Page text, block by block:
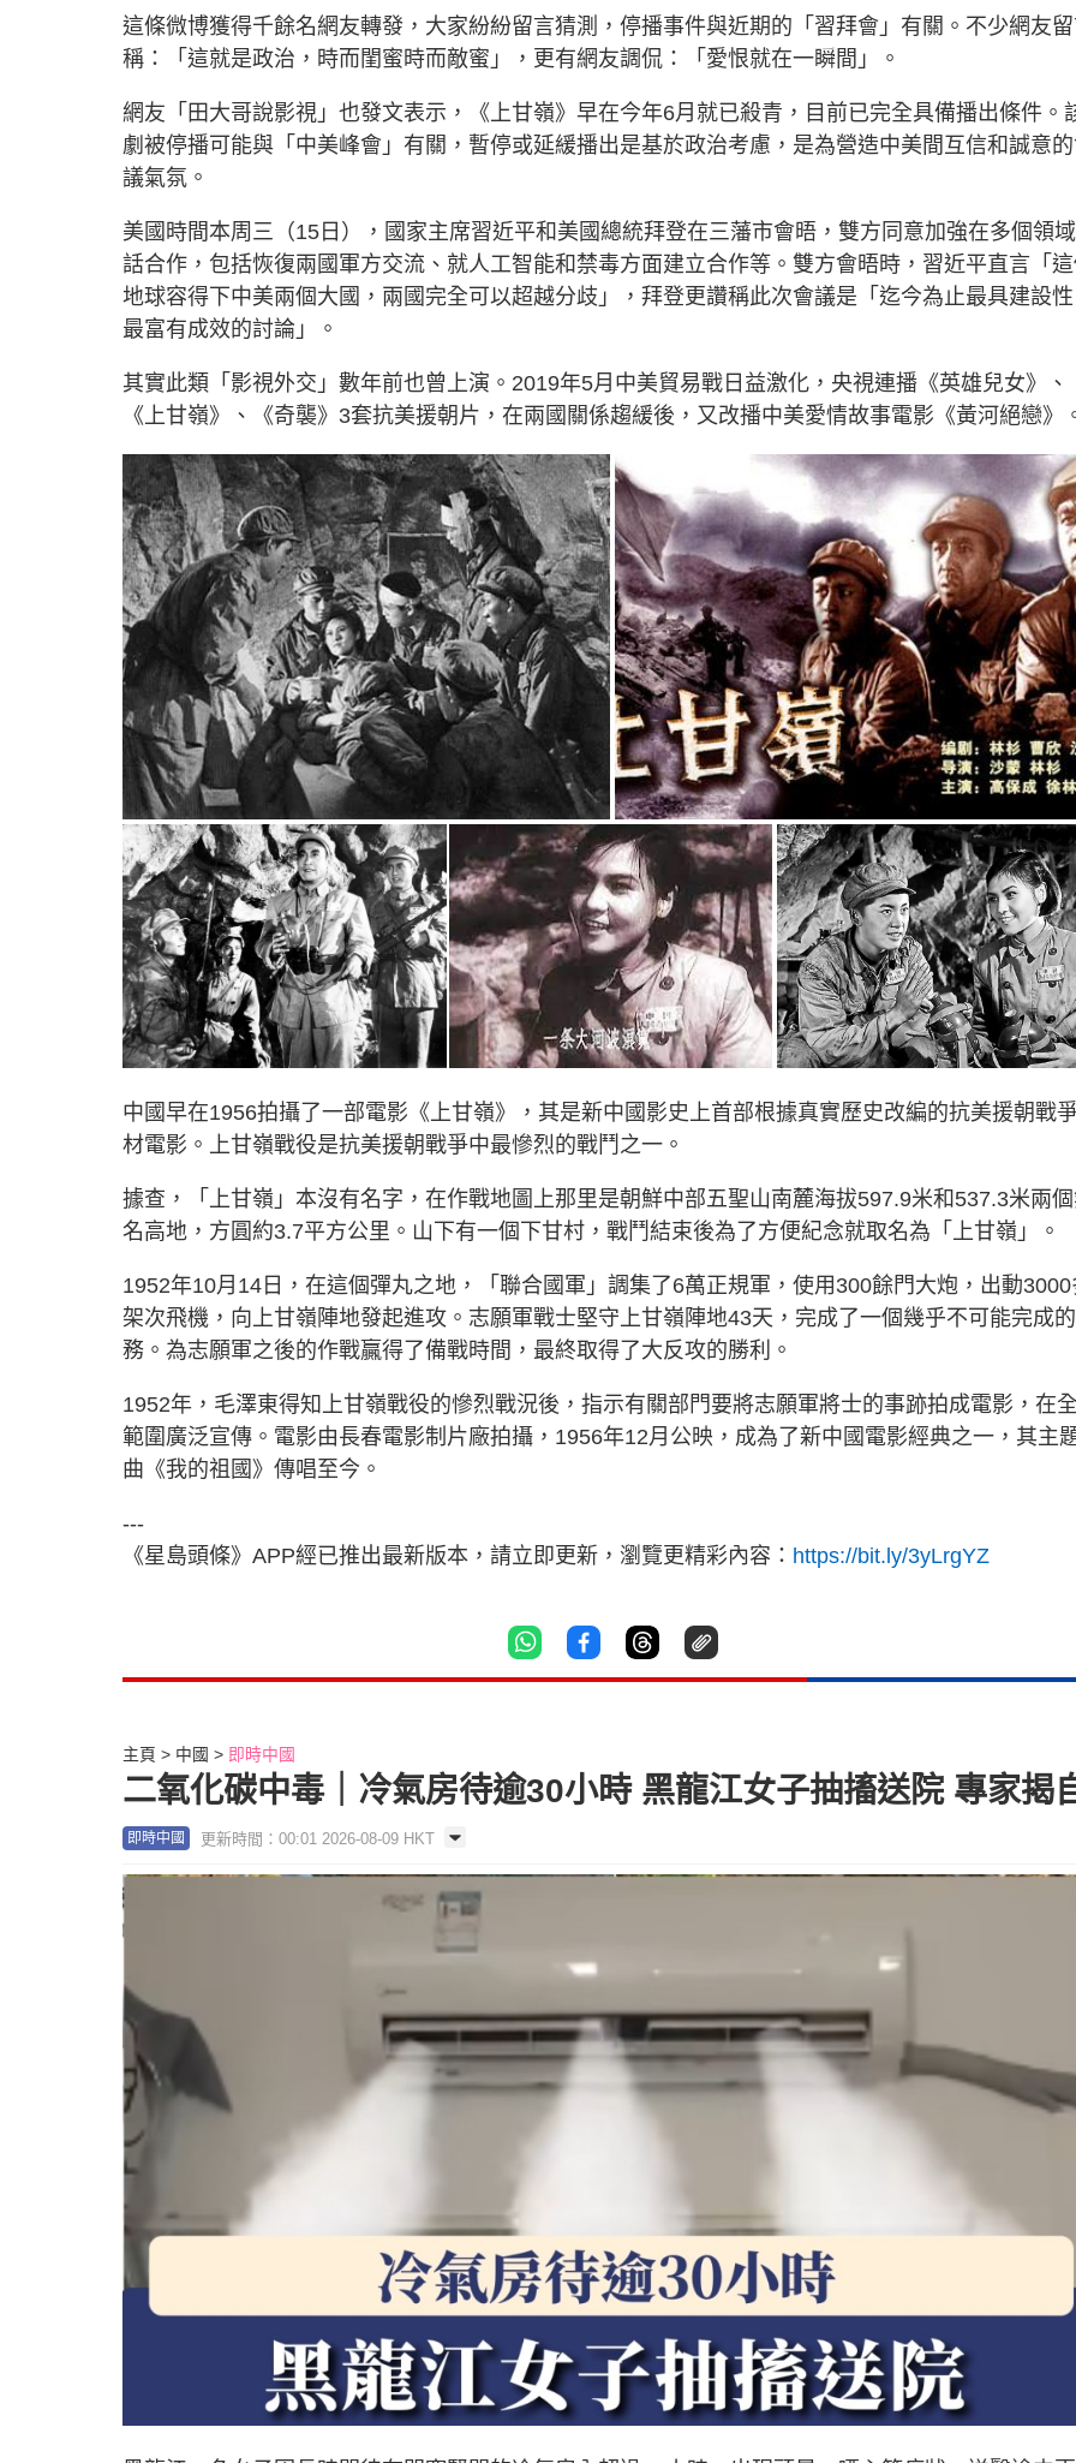
這條微博獲得千餘名網友轉發，大家紛紛留言猜測，停播事件與近期的「習拜會」有關。不少網友
稱：「這就是政治，時而閨蜜時而敵蜜」，更有網友調侃：「愛恨就在一瞬間」。
網友「田大哥說影視」也發文表示，《上甘嶺》早在今年6月就已殺青，目前已完全具備播出條件。
劇被停播可能與「中美峰會」有關，暫停或延緩播出是基於政治考慮，是為營造中美間互信和誠意
議氣氛。
美國時間本周三（15日），國家主席習近平和美國總統拜登在三藩市會晤，雙方同意加強在多個領
話合作，包括恢復兩國軍方交流、就人工智能和禁毒方面建立合作等。雙方會晤時，習近平直言「
地球容得下中美兩個大國，兩國完全可以超越分歧」，拜登更讚稱此次會議是「迄今為止最具建設
最富有成效的討論」。
其實此類「影視外交」數年前也曾上演。2019年5月中美貿易戰日益激化，央視連播《英雄兒女》、
《上甘嶺》、《奇襲》3套抗美援朝片，在兩國關係趨緩後，又改播中美愛情故事電影《黃河絕戀》
中國早在1956拍攝了一部電影《上甘嶺》，其是新中國影史上首部根據真實歷史改編的抗美援朝戰
材電影。上甘嶺戰役是抗美援朝戰爭中最慘烈的戰鬥之一。
據查，「上甘嶺」本沒有名字，在作戰地圖上那里是朝鮮中部五聖山南麓海拔597.9米和537.3米兩
名高地，方圓約3.7平方公里。山下有一個下甘村，戰鬥結束後為了方便紀念就取名為「上甘嶺」。
1952年10月14日，在這個彈丸之地，「聯合國軍」調集了6萬正規軍，使用300餘門大炮，出動3000
架次飛機，向上甘嶺陣地發起進攻。志願軍戰士堅守上甘嶺陣地43天，完成了一個幾乎不可能完成
務。為志願軍之後的作戰贏得了備戰時間，最終取得了大反攻的勝利。
1952年，毛澤東得知上甘嶺戰役的慘烈戰況後，指示有關部門要將志願軍將士的事跡拍成電影，在
範圍廣泛宣傳。電影由長春電影制片廠拍攝，1956年12月公映，成為了新中國電影經典之一，其主
曲《我的祖國》傳唱至今。
---
《星島頭條》APP經已推出最新版本，請立即更新，瀏覽更精彩內容： https://bit.ly/3yLrgYZ
主頁 中國 即時中國
二氧化碳中毒｜冷氣房待逾30小時 黑龍江女子抽搐送院 專家揭
即時中國 更新時間：00:01 2026-08-09 HKT